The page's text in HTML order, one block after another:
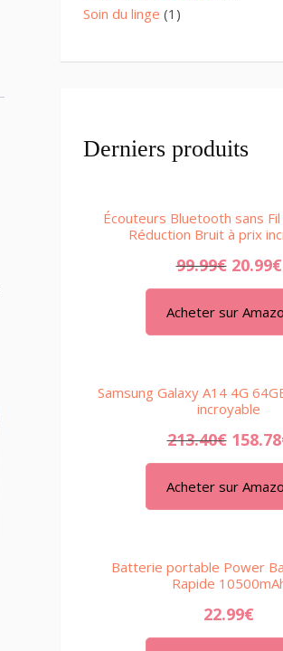
Soin du linge 1 1
Derniers produits
Écouteurs Bluetooth sans Fil
Réduction Bruit à prix
99.99€ 20.99€
Acheter sur
Samsung Galaxy A14 4G
incroyable
213.40€ 158.78
Acheter sur
Batterie portable Power
Rapide
22.99€